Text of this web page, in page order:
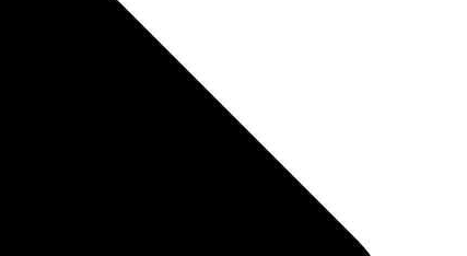
дорого и аккуратно.